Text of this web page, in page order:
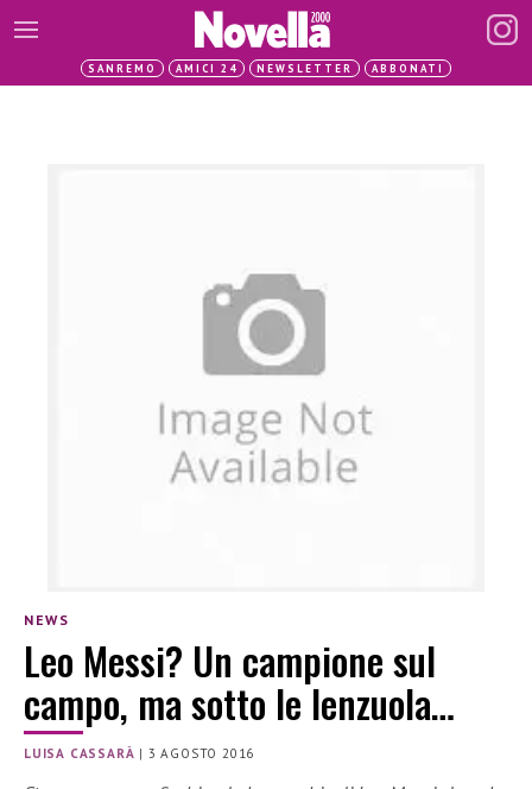
SANREMO AMICI 24 NEWSLETTER ABBONATI
NEWS
Leo Messi? Un campione sul
campo, ma sotto le lenzuola…
LUISA CASSARÀ | 3 AGOSTO 2016